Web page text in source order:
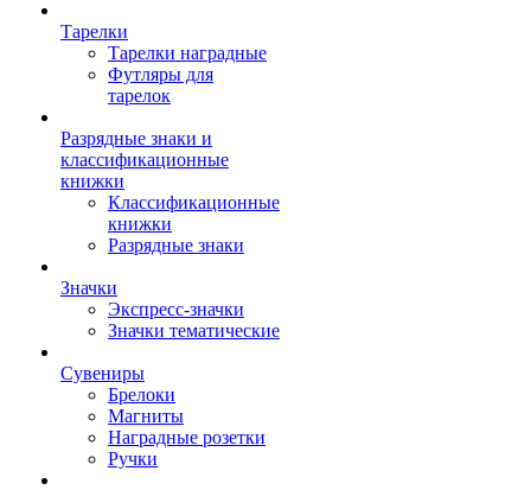
Тарелки
Тарелки наградные
Футляры для
тарелок
Разрядные знаки и
классификационные
книжки
Классификационные
книжки
Разрядные знаки
Значки
Экспресс-значки
Значки тематические
Сувениры
Брелоки
Магниты
Наградные розетки
Ручки